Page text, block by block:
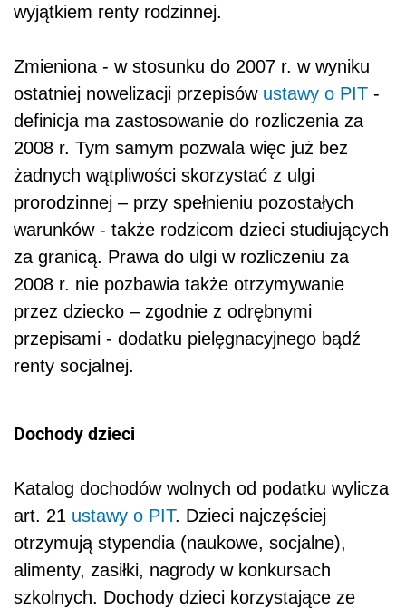
wyjątkiem renty rodzinnej.
Zmieniona - w stosunku do 2007 r. w wyniku
ostatniej nowelizacji przepisów ustawy o PIT -
definicja ma zastosowanie do rozliczenia za
2008 r. Tym samym pozwala więc już bez
żadnych wątpliwości skorzystać z ulgi
prorodzinnej – przy spełnieniu pozostałych
warunków - także rodzicom dzieci studiujących
za granicą. Prawa do ulgi w rozliczeniu za
2008 r. nie pozbawia także otrzymywanie
przez dziecko – zgodnie z odrębnymi
przepisami - dodatku pielęgnacyjnego bądź
renty socjalnej.
Dochody dzieci
Katalog dochodów wolnych od podatku wylicza
art. 21 ustawy o PIT. Dzieci najczęściej
otrzymują stypendia (naukowe, socjalne),
alimenty, zasiłki, nagrody w konkursach
szkolnych. Dochody dzieci korzystające ze